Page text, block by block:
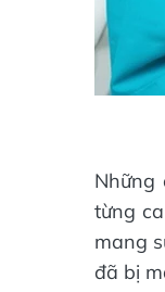
Những
từng
mang
đã bị